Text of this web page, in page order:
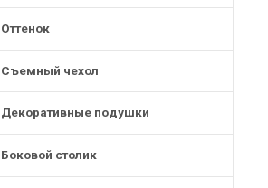
Оттенок
Съемный чехол
Декоративные подушки
Боковой столик